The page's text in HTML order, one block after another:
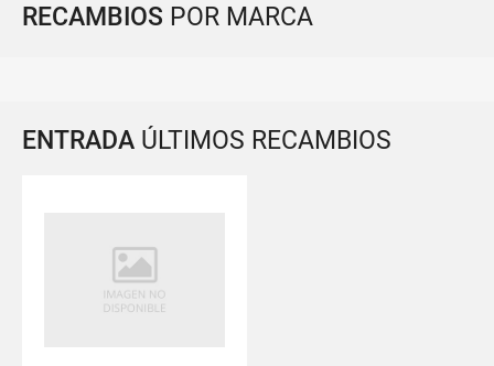
RECAMBIOS POR MARCA
ENTRADA ÚLTIMOS RECAMBIOS